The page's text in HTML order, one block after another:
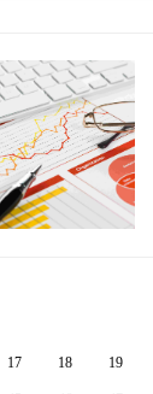
17 18 19